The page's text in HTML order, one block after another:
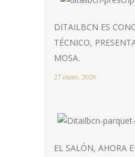
DITAILBCN ES
TÉCNICO,
MOSA.
27 enero, 2026
EL SALÓN, AHORA